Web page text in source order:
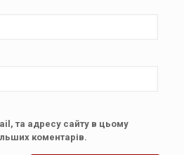
та адресу сайту в цьому
коментарів.